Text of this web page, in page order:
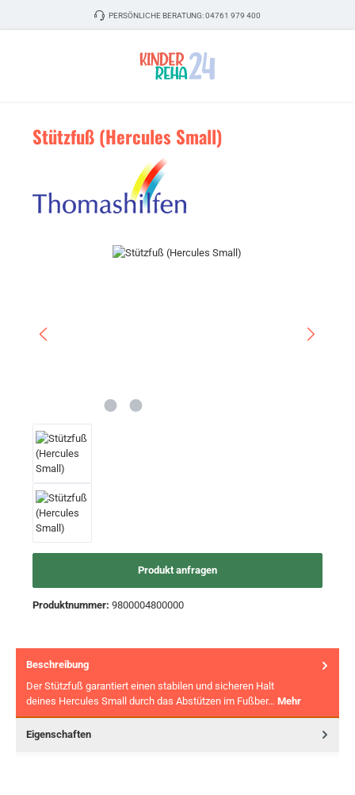
Zum Hauptinhalt springenPERSÖNLICHE BERATUNG:04761 979 400
Stützfuß (Hercules Small)
Bildergalerie überspringen
Produkt anfragen
Produktnummer: 9800004800000
Beschreibung
Der Stützfuß garantiert einen stabilen und sicheren Halt
deines Hercules Small durch das Abstützen im Fußber… Mehr
Eigenschaften